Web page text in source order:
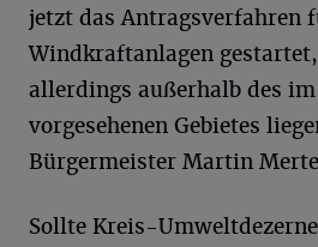
jetzt das Antragsverfahren
Windkraftanlagen
allerdings außerhalb des
vorgesehenen Gebietes
Bürgermeister Martin
Sollte Kreis-